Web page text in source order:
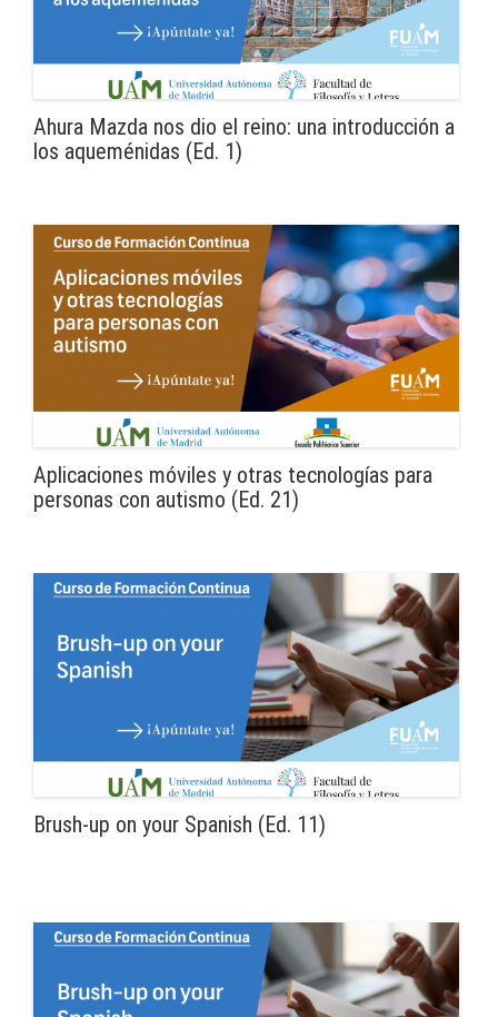
Ahura Mazda nos dio el reino: una introducción a
los aqueménidas (Ed. 1)
Aplicaciones móviles y otras tecnologías para
personas con autismo (Ed. 21)
Brush-up on your Spanish (Ed. 11)